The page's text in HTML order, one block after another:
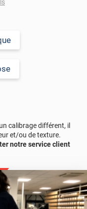
également les petites
de son rendu
calibrage différent, il
et/ou de texture.
notre service client